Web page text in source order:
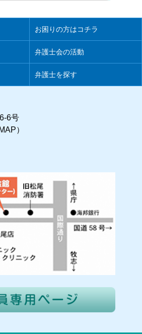
お困りの方はコチラ
弁護士会の活動
弁護士を探す
6号
）